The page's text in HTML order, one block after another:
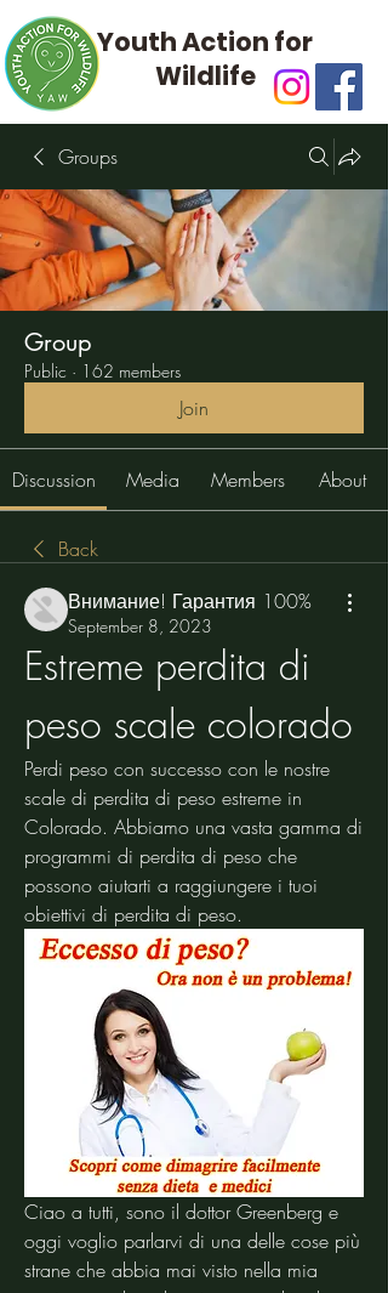
Youth Action for
Wildlife
Groups
Group
Public · 162 members
Join
Discussion Media Members About
Back
Внимание! Гарантия 100%
September 8, 2023
Estreme perdita di
peso scale colorado
Perdi peso con successo con le nostre
scale di perdita di peso estreme in
Colorado. Abbiamo una vasta gamma di
programmi di perdita di peso che
possono aiutarti a raggiungere i tuoi
obiettivi di perdita di peso.
Ciao a tutti, sono il dottor Greenberg e
oggi voglio parlarvi di una delle cose più
strane che abbia mai visto nella mia